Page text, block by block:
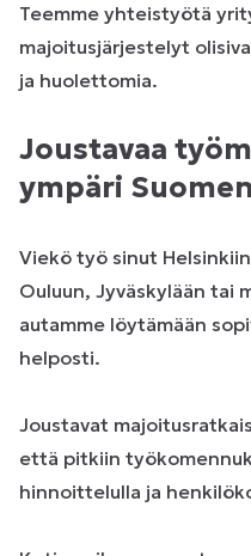
Teemme yhteistyötä
majoitusjärjestelyt
ja huolettomia.
Joustavaa
ympäri Suomen
Viekö työ sinut
Ouluun, Jyväskylään tai
autamme löytämään
helposti.
Joustavat
että pitkiin
hinnoittelulla ja